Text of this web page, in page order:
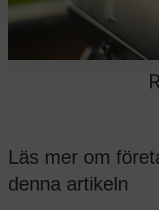
Läs mer om
denna artikeln